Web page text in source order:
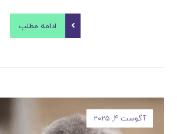
ادامه مطلب
آگوست ۴, ۲۰۲۵